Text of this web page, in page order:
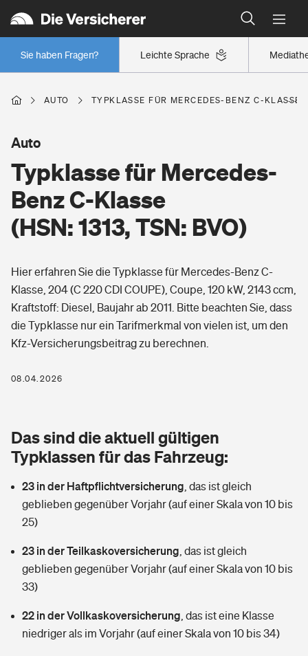
Leichte Sprache
Sie haben Fragen?
Wer versichert was: Jetzt Versicherer finden
Regionalklassen: So ist Ihre Region eingestuft
Wer versichert was: Jetzt Versicherer finden
Berufsunfähigkeitsversicherung
Arbeitsrechtsschutz
Berufshaftpflichtversicherung
Rentenrechner: Wie viel Geld bekomme ich im Alter?
Wer versichert was: Jetzt Versicherer finden
Sie haben Fragen?
Wohnen
Wohngebäudeversicherung
Hausratversicherung
Elementarversicherung
Photovoltaik
Wärmepumpen versichern
Vermieterrrechtsschutz
Mietkautionsversicherung
Restkreditversicherung
Zur Übersicht
Pri­vate Haft­pflicht­
Rechts­schutz­ver­si­che­rung
Kinderunfall­ver­si­che­rung
Reiseversicherung
Handyversicherung
Gesundheit
Private Krankenversicherung
Tierkrankenversicherung
Zur Übersicht
Wer versichert was: Jetzt Versicherer finden
Sie haben Fragen?
AUTO TYPKLASSE FÜR MERCEDES-BENZ C-KLASSE
Typklasse für Mercedes-
Benz C-Klasse
(HSN: 1313, TSN: BVO)
Auto
Hier erfahren Sie die Typklasse für Mercedes-Benz C-
Klasse, 204 (C 220 CDI COUPE), Coupe, 120 kW, 2143 ccm,
Kraftstoff: Diesel, Baujahr ab 2011. Bitte beachten Sie, dass
die Typklasse nur ein Tarifmerkmal von vielen ist, um den
Kfz-Versicherungsbeitrag zu berechnen.
08.04.2026
Das sind die aktuell gültigen
Typklassen für das Fahrzeug:
23 in der Haftpflichtversicherung das ist gleich
geblieben gegenüber Vorjahr (auf einer Skala von 10 bis
25)
23 in der Teilkaskoversicherung das ist gleich
geblieben gegenüber Vorjahr (auf einer Skala von 10 bis
33)
22 in der Vollkaskoversicherung das ist eine Klasse
niedriger als im Vorjahr (auf einer Skala von 10 bis 34)